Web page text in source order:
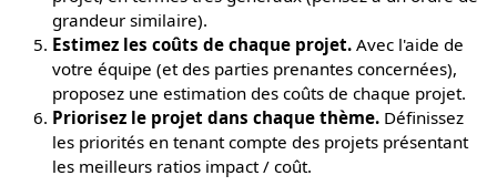
grandeur similaire).
Estimez les coûts de chaque projet.Avec l'aide de
votre équipe (et des parties prenantes concernées),
proposez une estimation des coûts de chaque projet.
Priorisez le projet dans chaque thème.Définissez
les priorités en tenant compte des projets présentant
les meilleurs ratios impact / coût.